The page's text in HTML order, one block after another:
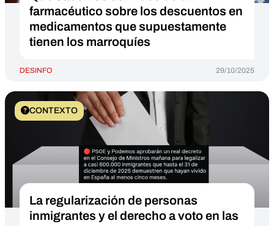
farmacéutico sobre los descuentos en
medicamentos que supuestamente
tienen los marroquíes
DESINFO 29/10/2025
CONTEXTO
La regularización de personas
inmigrantes y el derecho a voto en las